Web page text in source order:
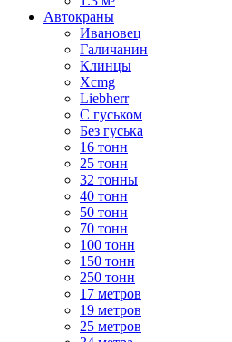
Автокраны
Ивановец
Галичанин
Клинцы
Xcmg
Liebherr
С гуськом
Без гуська
16 тонн
25 тонн
32 тонны
40 тонн
50 тонн
70 тонн
100 тонн
150 тонн
250 тонн
17 метров
19 метров
25 метров